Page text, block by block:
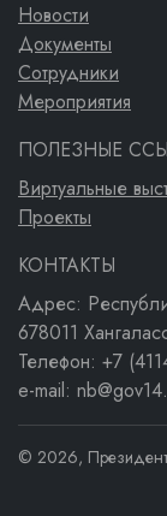
Новости
Документы
Сотрудники
Мероприятия
ПОЛЕЗНЫЕ
Виртуальные
Проекты
КОНТАКТЫ
Адрес:
678011
Телефон: +7
e-mail:
© 2026,